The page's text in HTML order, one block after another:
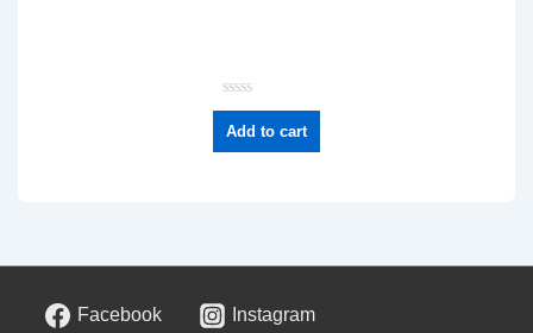
R
a
t
e
f
Add to cart
Facebook Instagram